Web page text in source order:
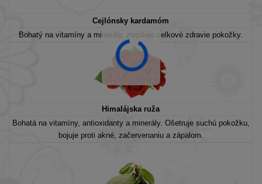
Cejlónsky kardamóm
Bohatý na vitamíny a minerály, zlepšuje celkové zdravie pokožky.
Himalájska ruža
Bohatá na vitamíny, antioxidanty a minerály. Ošetruje suchú pokožku,
bojuje proti akné, začervenaniu a zápalom.